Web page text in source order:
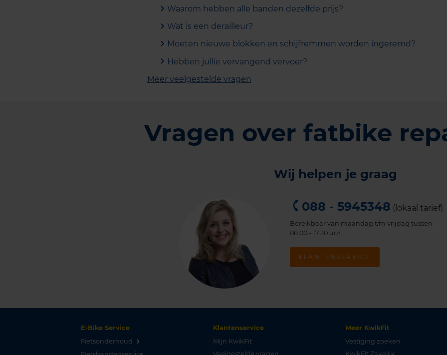
Waarom hebben alle banden dezelfde prijs?
Wat is een derailleur?
Moeten nieuwe blokken en schijfremmen worden ingeremd?
Hebben jullie vervangend vervoer?
Meer veelgestelde vragen
Vragen over fatbike
Wij helpen je graag
088 - 5945348 (lokaal tarief)
Bereikbaar van maandag t/m vrijdag tussen
08.00 - 17.30 uur.
KLANTENSERVICE
E-Bike Service
Fietsonderhoud
Klantenservice
Mijn KwikFit
Meer KwikFit
Vestiging zoeken